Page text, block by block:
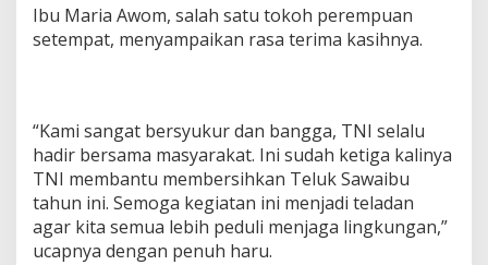
Ibu Maria Awom, salah satu tokoh perempuan
setempat, menyampaikan rasa terima kasihnya.
“Kami sangat bersyukur dan bangga, TNI selalu
hadir bersama masyarakat. Ini sudah ketiga kalinya
TNI membantu membersihkan Teluk Sawaibu
tahun ini. Semoga kegiatan ini menjadi teladan
agar kita semua lebih peduli menjaga lingkungan,”
ucapnya dengan penuh haru.